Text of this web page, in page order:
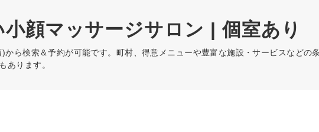
顔マッサージサロン | 個室あり
から検索＆予約が可能です。町村、得意メニューや豊富な施設・サービスなどの
あります。